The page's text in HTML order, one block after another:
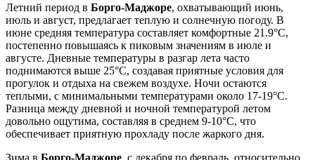
Летний период в Борго-Маджоре, охватывающий июнь,
июль и август, предлагает теплую и солнечную погоду. В
июне средняя температура составляет комфортные 21.9°C,
постепенно повышаясь к пиковым значениям в июле и
августе. Дневные температуры в разгар лета часто
поднимаются выше 25°C, создавая приятные условия для
прогулок и отдыха на свежем воздухе. Ночи остаются
теплыми, с минимальными температурами около 17-19°C.
Разница между дневной и ночной температурой летом
довольно ощутима, составляя в среднем 9-10°C, что
обеспечивает приятную прохладу после жаркого дня.
Зима в Борго-Маджоре, с декабря по февраль, относительно